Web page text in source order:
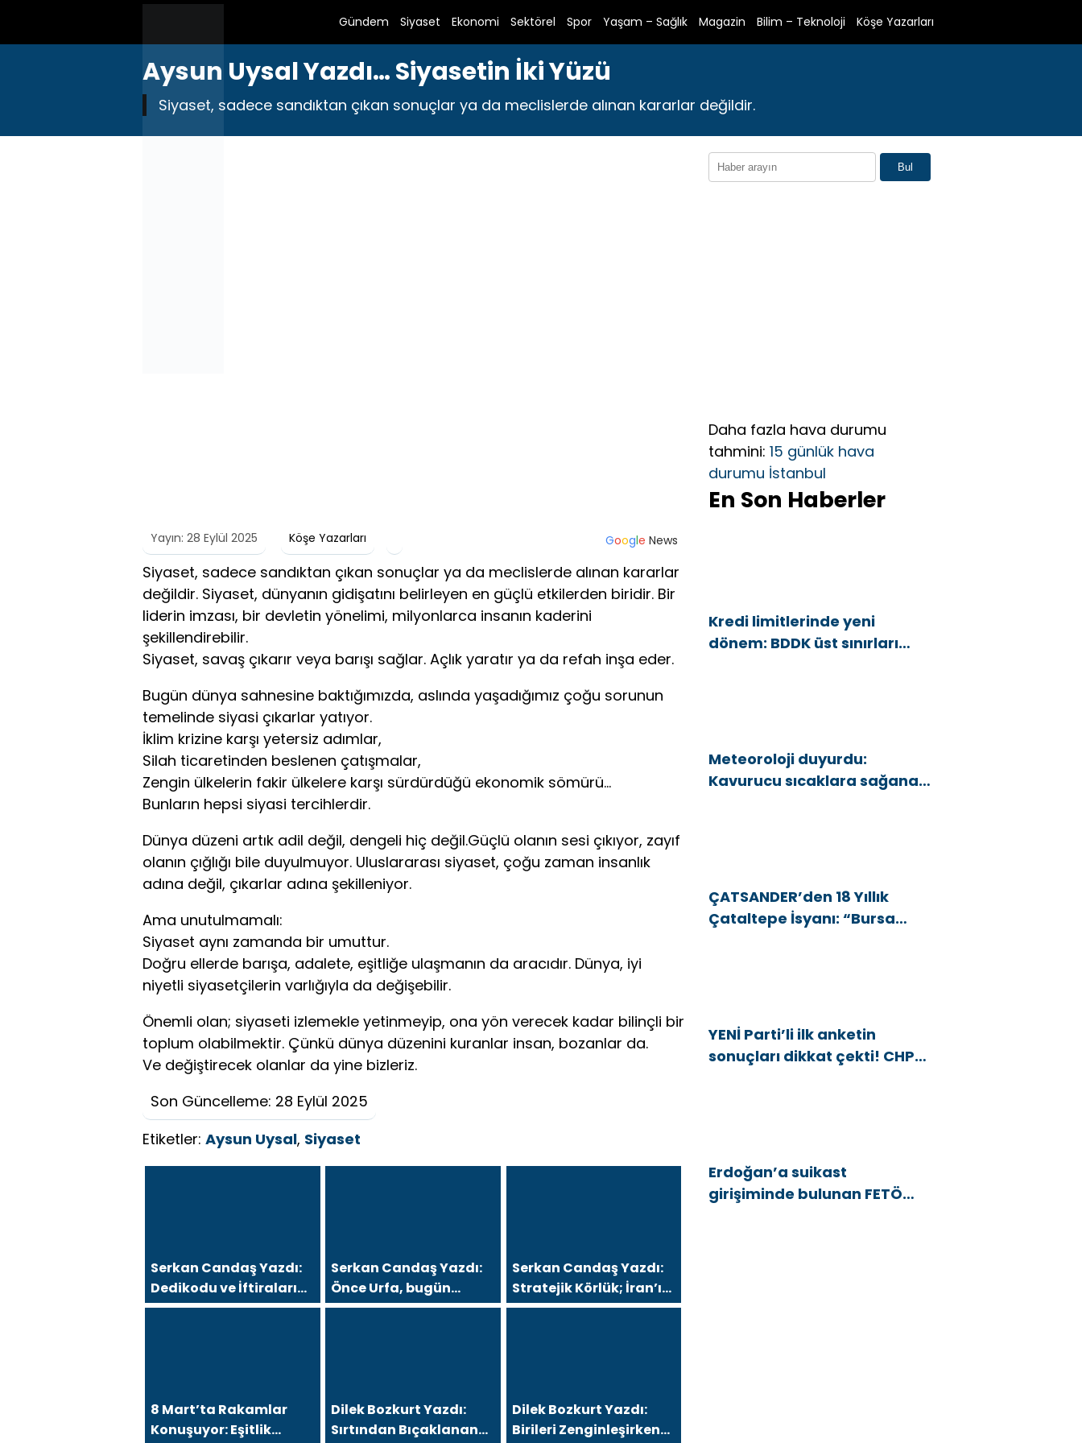
Gündem Siyaset Ekonomi Sektörel Spor Yaşam – Sağlık Magazin Bilim – Teknoloji Köşe Yazarları
Aysun Uysal Yazdı… Siyasetin İki Yüzü
Siyaset, sadece sandıktan çıkan sonuçlar ya da meclislerde alınan kararlar değildir.
Yayın: 28 Eylül 2025 Köşe Yazarları Google News
Siyaset, sadece sandıktan çıkan sonuçlar ya da meclislerde alınan kararlar
değildir. Siyaset, dünyanın gidişatını belirleyen en güçlü etkilerden biridir. Bir
liderin imzası, bir devletin yönelimi, milyonlarca insanın kaderini
şekillendirebilir.
Siyaset, savaş çıkarır veya barışı sağlar. Açlık yaratır ya da refah inşa eder.
Bugün dünya sahnesine baktığımızda, aslında yaşadığımız çoğu sorunun
temelinde siyasi çıkarlar yatıyor.
İklim krizine karşı yetersiz adımlar,
Silah ticaretinden beslenen çatışmalar,
Zengin ülkelerin fakir ülkelere karşı sürdürdüğü ekonomik sömürü…
Bunların hepsi siyasi tercihlerdir.
Dünya düzeni artık adil değil, dengeli hiç değil.Güçlü olanın sesi çıkıyor, zayıf
olanın çığlığı bile duyulmuyor. Uluslararası siyaset, çoğu zaman insanlık
adına değil, çıkarlar adına şekilleniyor.
Ama unutulmamalı:
Siyaset aynı zamanda bir umuttur.
Doğru ellerde barışa, adalete, eşitliğe ulaşmanın da aracıdır. Dünya, iyi
niyetli siyasetçilerin varlığıyla da değişebilir.
Önemli olan; siyaseti izlemekle yetinmeyip, ona yön verecek kadar bilinçli bir
toplum olabilmektir. Çünkü dünya düzenini kuranlar insan, bozanlar da.
Ve değiştirecek olanlar da yine bizleriz.
Son Güncelleme: 28 Eylül 2025
Etiketler: Aysun Uysal, Siyaset
Serkan Candaş Yazdı:
Dedikodu ve İftiralarını
İspat Edemeyen Hukuk
Serkan Candaş Yazdı:
Önce Urfa, bugün
Kahramanmaraş ve
Serkan Candaş Yazdı:
Stratejik Körlük; İran’ı
“Arap Baharı”
8 Mart’ta Rakamlar
Konuşuyor: Eşitlik
Dilek Bozkurt Yazdı:
Sırtından Bıçaklanan
Dilek Bozkurt Yazdı:
Birileri Zenginleşirken
Bul
Daha fazla hava durumu
tahmini: 15 günlük hava
durumu İstanbul
En Son Haberler
Kredi limitlerinde yeni
dönem: BDDK üst sınırları
Meteoroloji duyurdu:
Kavurucu sıcaklara sağanak
ÇATSANDER’den 18 Yıllık
Çataltepe İsyanı: “Bursa
YENİ Parti’li ilk anketin
sonuçları dikkat çekti! CHP
Erdoğan’a suikast
girişiminde bulunan FETÖ